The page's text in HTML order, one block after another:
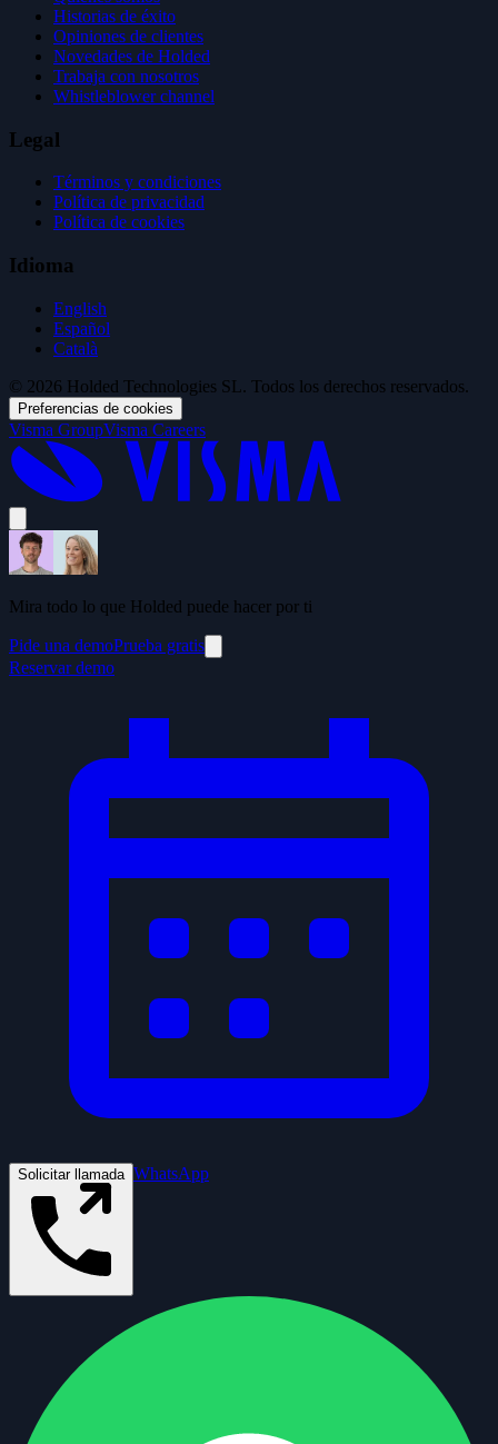
Historias de éxito
Opiniones de clientes
Novedades de Holded
Trabaja con nosotros
Whistleblower channel
Legal
Términos y condiciones
Política de privacidad
Política de cookies
Idioma
English
Español
Català
© 2026 Holded Technologies SL. Todos los derechos reservados.
Preferencias de cookies
Visma GroupVisma Careers
Mira todo lo que Holded puede hacer por ti
Pide una demoPrueba gratis
Reservar demo
Solicitar llamada WhatsApp